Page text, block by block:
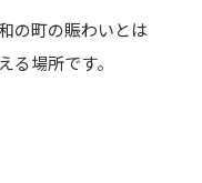
の町の賑わいとは
る場所です。